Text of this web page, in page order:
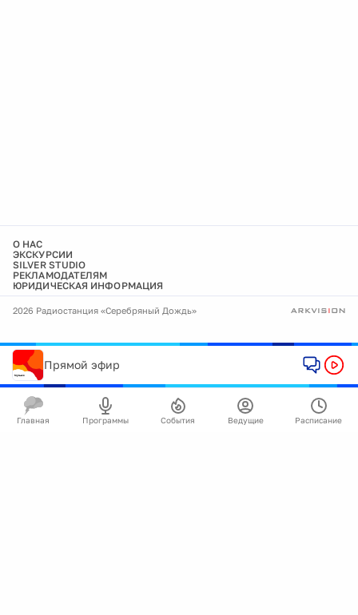
О НАС
ЭКСКУРСИИ
SILVER STUDIO
РЕКЛАМОДАТЕЛЯМ
ЮРИДИЧЕСКАЯ ИНФОРМАЦИЯ
2026 Радиостанция «Серебряный Дождь»
Прямой эфир
Главная Программы События Ведущие Расписание